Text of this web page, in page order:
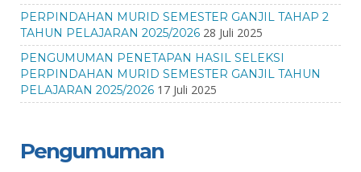
PERPINDAHAN MURID SEMESTER GANJIL TAHAP 2
TAHUN PELAJARAN 2025/2026 28 Juli 2025
PENGUMUMAN PENETAPAN HASIL SELEKSI
PERPINDAHAN MURID SEMESTER GANJIL TAHUN
PELAJARAN 2025/2026 17 Juli 2025
Pengumuman